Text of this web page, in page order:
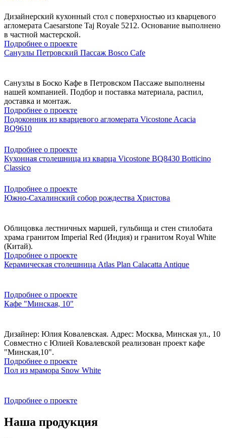
Дизайнерский кухонный стол с поверхностью из кварцевого
агломерата Caesarstone Taj Royale 5212. Основание выполнено
в частной мастерской.
Подробнее о проекте
Санузлы Петровский Пассаж Bosco Cafe
Санузлы в Боско Кафе в Петровском Пассаже выполнены
нашей компанией. Подбор и поставка материала, распил,
доставка и монтаж.
Подробнее о проекте
Подоконник из кварцевого агломерата Vicostone Acacia
BQ9610
Подробнее о проекте
Кухонная столешница из кварца Vicostone BQ8430 Botticino
Classico
Подробнее о проекте
Южно-Сахалинский собор рождества Христова
Облицовка лестничных маршей, гульбища и стен стилобата
храма гранитом Imperial Red (Индия) и гранитом Royal White
(Китай).
Подробнее о проекте
Керамическая столешница Atlas Plan Calacatta Antique
Подробнее о проекте
Кафе "Минская, 10"
Дизайнер: Юлия Ковалевская. Адрес: Москва, Минская ул., 10
Совместно с Юлией Ковалевской реализован проект кафе
"Минская,10".
Подробнее о проекте
Пол из мрамора Snow White
Подробнее о проекте
Наша продукция